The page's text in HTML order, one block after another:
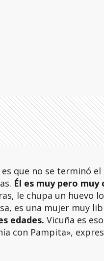
que no se terminó el
Él es muy pero muy
le chupa un huevo
es una mujer muy
edades. Vicuña es
con Pampita»,